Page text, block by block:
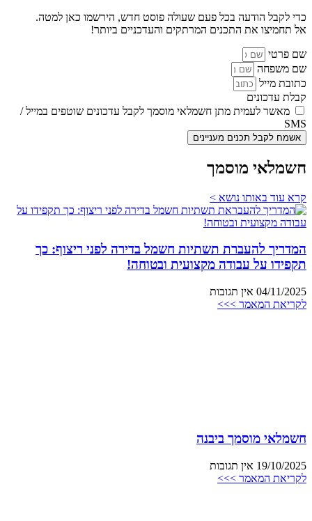
כדי לקבל הודעה בכל פעם שעולה פוסט חדש, הירשמו כאן למטה.
אל תחמיצו את התכנים המרתקים והעדכניים ביותר!
שם פרטי
שם משפחה
כתובת מייל
קבלת עדכונים
מאשר לעמית מתן חשמלאי מוסמך לקבל עדכונים שוטפים במייל /
SMS
אשמח לקבל תכנים מעניינים
חשמלאי מוסמך
קרא עוד באותו נושא >
המדריך להעברת תשתיות חשמל בדירה לפני ריצוף: כך
תקפידו על עבודה מקצועית ובטוחה!
04/11/2025 אין תגובות
לקריאת המאמר >>>
חשמלאי מוסמך ביבנה
19/10/2025 אין תגובות
לקריאת המאמר >>>